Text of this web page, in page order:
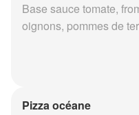
Base sauce tomate,
oignons, pommes de
Pizza océane